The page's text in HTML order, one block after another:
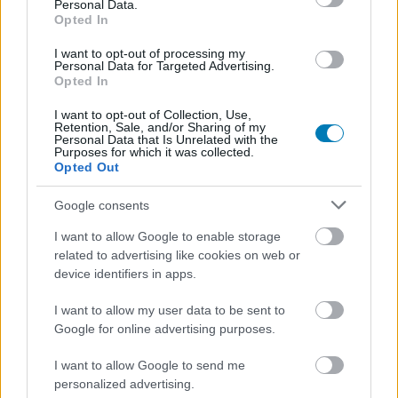
Personal Data.
Opted In
I want to opt-out of processing my
Personal Data for Targeted Advertising.
Opted In
I want to opt-out of Collection, Use,
Retention, Sale, and/or Sharing of my
Personal Data that Is Unrelated with the
Purposes for which it was collected.
Opted Out
Google consents
I want to allow Google to enable storage
related to advertising like cookies on web or
device identifiers in apps.
I want to allow my user data to be sent to
Google for online advertising purposes.
I want to allow Google to send me
personalized advertising.
DAN DA DAN Season 2
Gachiakuta (Győztes)
Kowloon Generic Romance
The Summer Hikaru Died
Legjobb romantikus anime
Blue Box
The Fragrant Flower Blooms With Dignity (Győztes)
Honey Lemon Soda
My Dress-Up Darling Season 2
Legjobb komédia